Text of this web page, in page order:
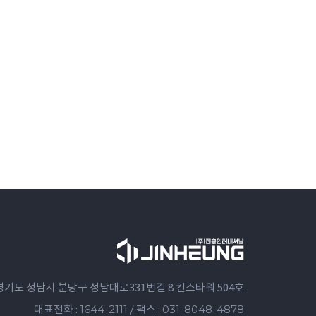
기도 성남시 분당구 성남대로331번길 8 킨스타워 504호
대표전화 : 1644-2111 / 팩스 : 031-8048-4878